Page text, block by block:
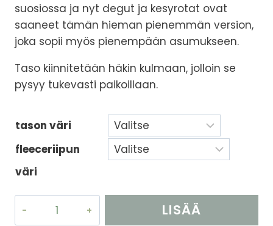
suosiossa ja nyt degut ja kesyrotat ovat
saaneet tämän hieman pienemmän version,
joka sopii myös pienempään asumukseen.
Taso kiinnitetään häkin kulmaan, jolloin se
pysyy tukevasti paikoillaan.
tason väri
fleeceriipun
väri
LISÄÄ